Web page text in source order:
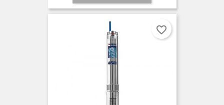
favorite_border